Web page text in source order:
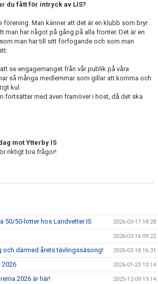
du fått för intryck av LIS?
förening. Man känner att det är en klubb som bryr
man har något på gång på alla fronter. Det är en
man har till sitt förfogande och som man
se engagemanget från vår publik på våra
så många medlemmar som gillar att komma och
kul.
fortsätter med även framöver i höst, då det ska
mot Ytterby IS
riktigt bra frågor!
50/50-lotter hos Landvetter IS 2026-03-17 18:28
2026-03-16 09:22
och därmed årets tävlingssäsong! 2026-02-18 16:31
2026 2026-01-23 10:14
2026 är här! 2025-12-09 19:14